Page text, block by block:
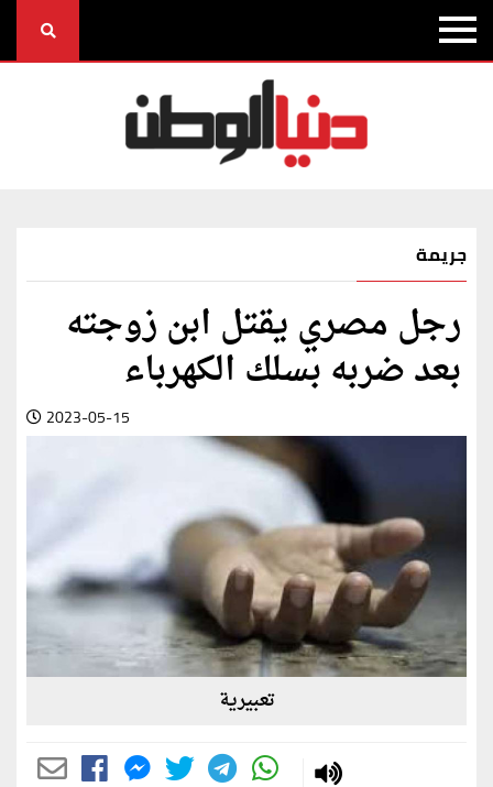
جريمة
رجل مصري يقتل ابن زوجته
بعد ضربه بسلك الكهرباء
2023-05-15
تعبيرية